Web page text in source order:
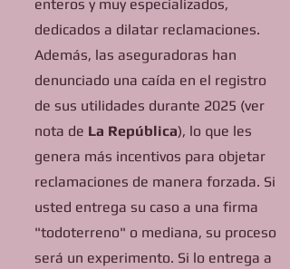
enteros y muy especializados,
dedicados a dilatar reclamaciones.
Además, las aseguradoras han
denunciado una caída en el registro
de sus utilidades durante 2025 (ver
nota de La República), lo que les
genera más incentivos para objetar
reclamaciones de manera forzada. Si
usted entrega su caso a una firma
"todoterreno" o mediana, su proceso
será un experimento. Si lo entrega a